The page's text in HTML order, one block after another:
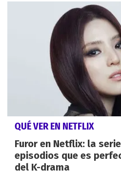
QUÉ VER EN NETFLIX
Furor en Netflix: la
episodios que es
del K-drama